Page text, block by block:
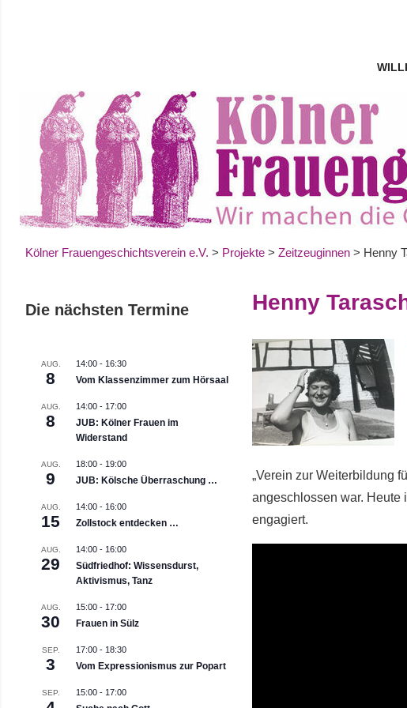
Kölner Frauengeschichtsverein e.V. > Projekte > Zeitzeuginnen > Henny
Henny
„Verein zur Weiterbildung
angeschlossen war. Heute
engagiert.
Die nächsten Termine
AUG.
8
14:00 - 16:30
Vom Klassenzimmer zum Hörsaal
AUG.
8
14:00 - 17:00
JUB: Kölner Frauen im
Widerstand
AUG.
9
18:00 - 19:00
JUB: Kölsche Überraschung …
AUG.
15
14:00 - 16:00
Zollstock entdecken …
AUG.
29
14:00 - 16:00
Südfriedhof: Wissensdurst,
Aktivismus, Tanz
AUG.
30
15:00 - 17:00
Frauen in Sülz
SEP.
3
17:00 - 18:30
Vom Expressionismus zur Popart
SEP. 15:00 - 17:00